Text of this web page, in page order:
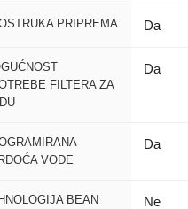
PRIPREMA Da
FILTERA ZA
Da
VODE
Da
BEAN
Ne